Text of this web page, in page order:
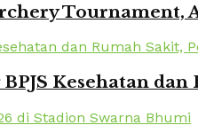
Tournament,
Kesehatan